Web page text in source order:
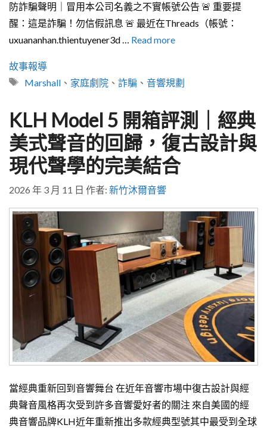
防詐騙聲明｜冒用本公司名義之不實帳號公告 🚨 重要提
醒：這是詐騙！勿信假訊息 🚨 最近在Threads（帳號：
uxuananhan.thientuyener3d … Read more
分
類
故事報導
標
Marshall、 家庭劇院、 詐騙 、 音響規劃
KLH Model 5 開箱評測｜經典
美式聲音的回歸，復古設計與
現代聲學的完美結合
2026 年 3 月 11 日 作者: 新竹沐爾音響
當經典重新回到音響舞台 在近年音響市場中復古設計與經
典聲音風格再次受到許多音響愛好者的關注 來自美國的經
典音響品牌KLH近年重新推出多款經典型號其中最受到全球